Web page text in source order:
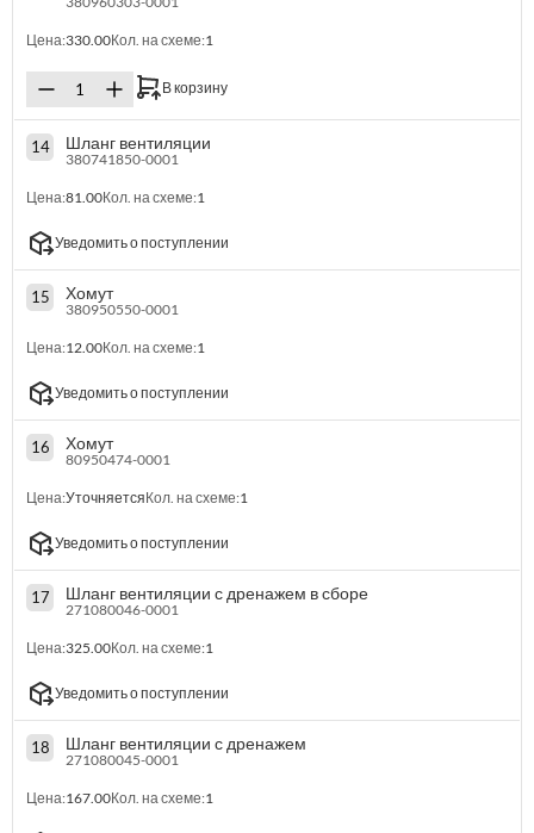
Цена:330.00Кол. на схеме:1
В корзину
14 Шланг вентиляции
380741850-0001
Цена:81.00Кол. на схеме:1
Уведомить о поступлении
15 Хомут
380950550-0001
Цена:12.00Кол. на схеме:1
Уведомить о поступлении
16 Хомут
80950474-0001
Цена:УточняетсяКол. на схеме:1
Уведомить о поступлении
17 Шланг вентиляции с дренажем в сборе
271080046-0001
Цена:325.00Кол. на схеме:1
Уведомить о поступлении
18 Шланг вентиляции с дренажем
271080045-0001
Цена:167.00Кол. на схеме:1